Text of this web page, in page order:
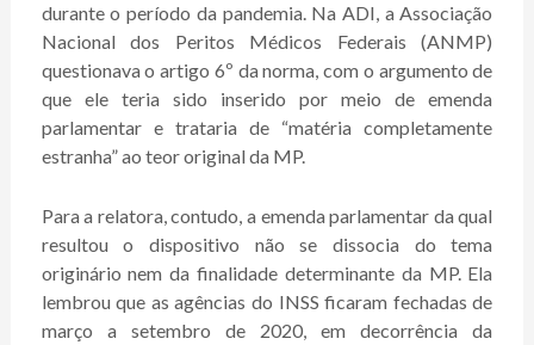
durante o período da pandemia. Na ADI, a Associação
Nacional dos Peritos Médicos Federais (ANMP)
questionava o artigo 6º da norma, com o argumento de
que ele teria sido inserido por meio de emenda
parlamentar e trataria de “matéria completamente
estranha” ao teor original da MP.
Para a relatora, contudo, a emenda parlamentar da qual
resultou o dispositivo não se dissocia do tema
originário nem da finalidade determinante da MP. Ela
lembrou que as agências do INSS ficaram fechadas de
março a setembro de 2020, em decorrência da